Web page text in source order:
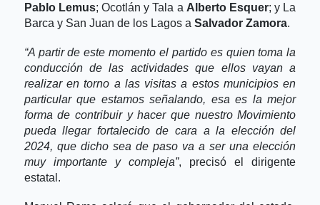
Pablo Lemus; Ocotlán y Tala a Alberto Esquer; y La
Barca y San Juan de los Lagos a Salvador Zamora.
“A partir de este momento el partido es quien toma la
conducción de las actividades que ellos vayan a
realizar en torno a las visitas a estos municipios en
particular que estamos señalando, esa es la mejor
forma de contribuir y hacer que nuestro Movimiento
pueda llegar fortalecido de cara a la elección del
2024, que dicho sea de paso va a ser una elección
muy importante y compleja”, precisó el dirigente
estatal.